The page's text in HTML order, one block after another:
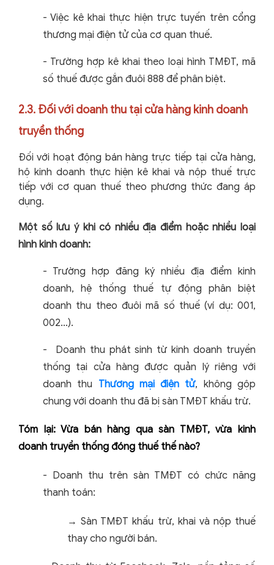
- Việc kê khai thực hiện trực tuyến trên cổng
thương mại điện tử của cơ quan thuế.
- Trường hợp kê khai theo loại hình TMĐT, mã
số thuế được gắn đuôi 888 để phân biệt.
2.3. Đối với doanh thu tại cửa hàng kinh doanh
truyền thống
Đối với hoạt động bán hàng trực tiếp tại cửa hàng,
hộ kinh doanh thực hiện kê khai và nộp thuế trực
tiếp với cơ quan thuế theo phương thức đang áp
dụng.
Một số lưu ý khi có nhiều địa điểm hoặc nhiều loại
hình kinh doanh:
- Trường hợp đăng ký nhiều địa điểm kinh
doanh, hệ thống thuế tự động phân biệt
doanh thu theo đuôi mã số thuế (ví dụ: 001,
002…).
-
Doanh thu phát sinh từ kinh doanh truyền
thống tại cửa hàng được quản lý riêng với
doanh thu Thương mại điện tử, không gộp
chung với doanh thu đã bị sàn TMĐT khấu trừ.
Tóm lại: Vừa bán hàng qua sàn TMĐT, vừa kinh
doanh truyền thống đóng thuế thế nào?
- Doanh thu trên sàn TMĐT có chức năng
thanh toán:
→ Sàn TMĐT khấu trừ, khai và nộp thuế
thay cho người bán.